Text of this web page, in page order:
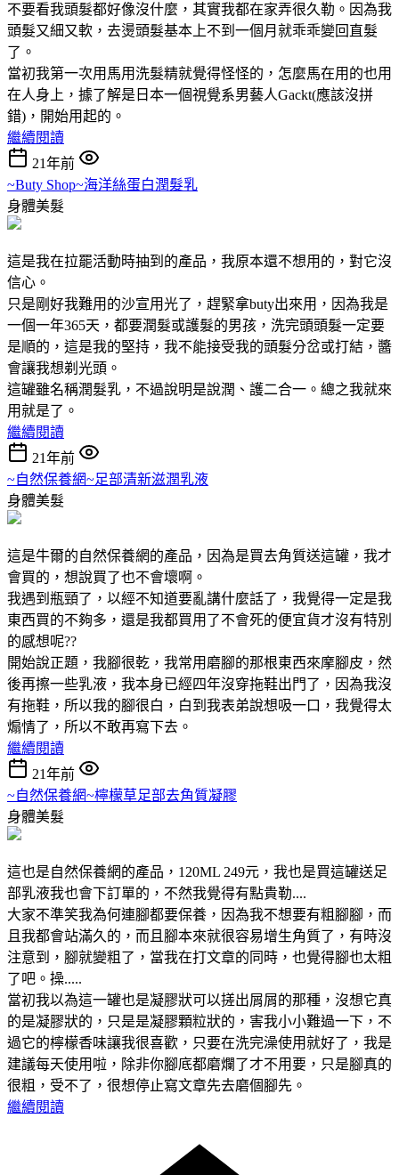
不要看我頭髮都好像沒什麼，其實我都在家弄很久勒。因為我
頭髮又細又軟，去燙頭髮基本上不到一個月就乖乖變回直髮
了。
當初我第一次用馬用洗髮精就覺得怪怪的，怎麼馬在用的也用
在人身上，據了解是日本一個視覺系男藝人Gackt(應該沒拼
錯)，開始用起的。
繼續閱讀
21年前
~Buty Shop~海洋絲蛋白潤髮乳
身體美髮
這是我在拉罷活動時抽到的產品，我原本還不想用的，對它沒
信心。
只是剛好我難用的沙宣用光了，趕緊拿buty出來用，因為我是
一個一年365天，都要潤髮或護髮的男孩，洗完頭頭髮一定要
是順的，這是我的堅持，我不能接受我的頭髮分岔或打結，醬
會讓我想剃光頭。
這罐雖名稱潤髮乳，不過說明是說潤、護二合一。總之我就來
用就是了。
繼續閱讀
21年前
~自然保養網~足部清新滋潤乳液
身體美髮
這是牛爾的自然保養網的產品，因為是買去角質送這罐，我才
會買的，想說買了也不會壞啊。
我遇到瓶頸了，以經不知道要亂講什麼話了，我覺得一定是我
東西買的不夠多，還是我都買用了不會死的便宜貨才沒有特別
的感想呢??
開始說正題，我腳很乾，我常用磨腳的那根東西來摩腳皮，然
後再擦一些乳液，我本身已經四年沒穿拖鞋出門了，因為我沒
有拖鞋，所以我的腳很白，白到我表弟說想吸一口，我覺得太
煽情了，所以不敢再寫下去。
繼續閱讀
21年前
~自然保養網~檸檬草足部去角質凝膠
身體美髮
這也是自然保養網的產品，120ML 249元，我也是買這罐送足
部乳液我也會下訂單的，不然我覺得有點貴勒....
大家不準笑我為何連腳都要保養，因為我不想要有粗腳腳，而
且我都會站滿久的，而且腳本來就很容易增生角質了，有時沒
注意到，腳就變粗了，當我在打文章的同時，也覺得腳也太粗
了吧。操.....
當初我以為這一罐也是凝膠狀可以搓出屑屑的那種，沒想它真
的是凝膠狀的，只是是凝膠顆粒狀的，害我小小難過一下，不
過它的檸檬香味讓我很喜歡，只要在洗完澡使用就好了，我是
建議每天使用啦，除非你腳底都磨爛了才不用要，只是腳真的
很粗，受不了，很想停止寫文章先去磨個腳先。
繼續閱讀